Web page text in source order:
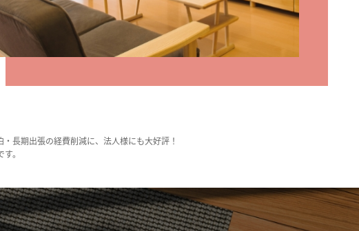
長期出張の経費削減に、法人様にも大好評！
。